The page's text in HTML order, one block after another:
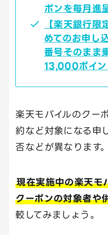
ポンを毎月進
【楽天銀行限
めてのお申し
番号そのまま
13,000ポイン
楽天モバイルのクー
約など対象になる申
否などが異なります。
現在実施中の楽天モ
クーポンの対象者や
較してみましょう。